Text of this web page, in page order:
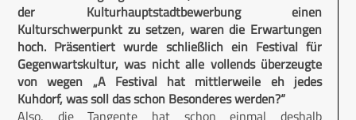
der Kulturhauptstadtbewerbung einen
Kulturschwerpunkt zu setzen, waren die Erwartungen
hoch. Präsentiert wurde schließlich ein Festival für
Gegenwartskultur, was nicht alle vollends überzeugte
von wegen „A Festival hat mittlerweile eh jedes
Kuhdorf, was soll das schon Besonderes werden?“